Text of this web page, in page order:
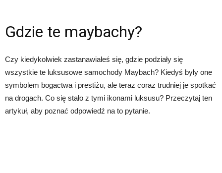
Gdzie te maybachy?
Czy kiedykolwiek zastanawiałeś się, gdzie podziały się
wszystkie te luksusowe samochody Maybach? Kiedyś były one
symbolem bogactwa i prestiżu, ale teraz coraz trudniej je spotkać
na drogach. Co się stało z tymi ikonami luksusu? Przeczytaj ten
artykuł, aby poznać odpowiedź na to pytanie.